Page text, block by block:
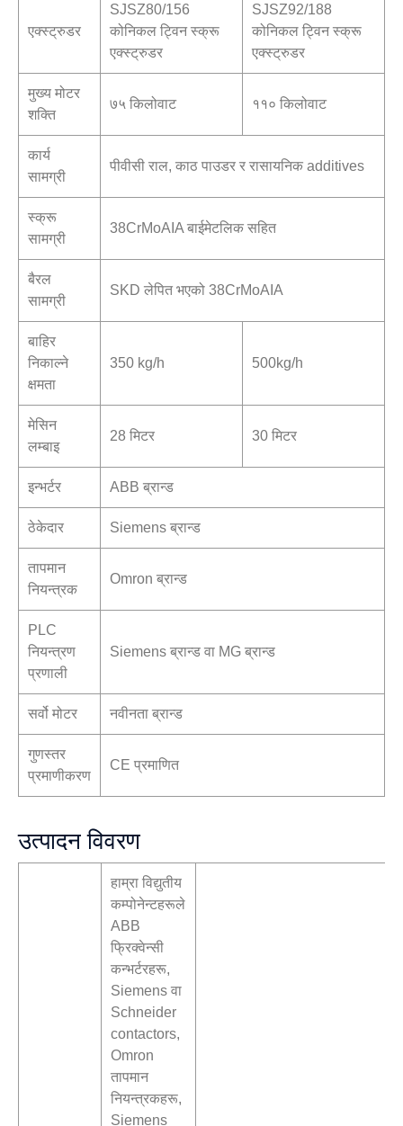
एक्स्ट्रुडर
SJSZ80/156
कोनिकल ट्विन स्क्रू
एक्स्ट्रुडर
SJSZ92/188
कोनिकल ट्विन स्क्रू
एक्स्ट्रुडर
मुख्य मोटर
शक्ति
७५ किलोवाट ११० किलोवाट
कार्य
सामग्री
पीवीसी राल, काठ पाउडर र रासायनिक additives
स्क्रू
सामग्री
38CrMoAIA बाईमेटलिक सहित
बैरल
सामग्री
SKD लेपित भएको 38CrMoAIA
बाहिर
निकाल्ने
क्षमता
350 kg/h 500kg/h
मेसिन
लम्बाइ
28 मिटर 30 मिटर
इन्भर्टर ABB ब्रान्ड
ठेकेदार Siemens ब्रान्ड
तापमान
नियन्त्रक
Omron ब्रान्ड
PLC
नियन्त्रण
प्रणाली
Siemens ब्रान्ड वा MG ब्रान्ड
सर्वो मोटर नवीनता ब्रान्ड
गुणस्तर
प्रमाणीकरण
CE प्रमाणित
उत्पादन विवरण
हाम्रा विद्युतीय
कम्पोनेन्टहरूले
ABB
फ्रिक्वेन्सी
कन्भर्टरहरू,
Siemens वा
Schneider
contactors,
Omron
तापमान
नियन्त्रकहरू,
Siemens